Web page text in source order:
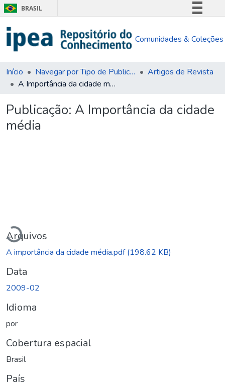
BRASIL
Comunica BR
Acesso à informação
Comunidades & Coleções
Início Navegar por Tipo de Publicação
Artigos de Revista
A Importância da cidade média
Publicação: A Importância da cidade
média
Arquivos
A importância da cidade média.pdf(198.62 KB)
Data
2009-02
Idioma
por
Cobertura espacial
Brasil
País